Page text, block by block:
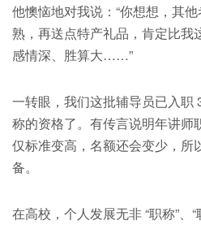
他懊恼地对我说：“你想想，其
熟，再送点特产礼品，肯定比我
感情深、胜算大……”
一转眼，我们这批辅导员已入职
称的资格了。有传言说明年讲师
仅标准变高，名额还会变少，所
备。
在高校，个人发展无非 “职称”、